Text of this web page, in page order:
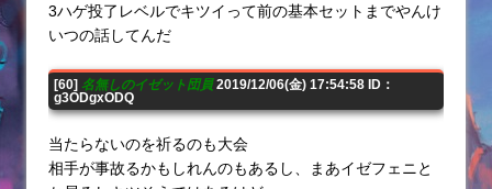
3ハゲ投了レベルでキツイって前の基本セットまでやんけ
いつの話してんだ
[60] 名無しのイゼット団員2019/12/06(金) 17:54:58 ID：
g3ODgxODQ
当たらないのを祈るのも大会
相手が事故るかもしれんのもあるし、まあイゼフェニと